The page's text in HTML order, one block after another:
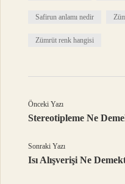
Safirun anlamı nedir
Zümrüt renk hangisi
Önceki Yazı
Stereotipleme Ne
Sonraki Yazı
Isı Alışverişi Ne